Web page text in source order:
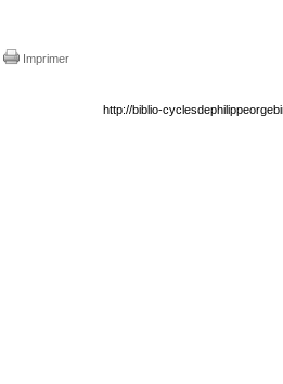
Imprimer
http://biblio-